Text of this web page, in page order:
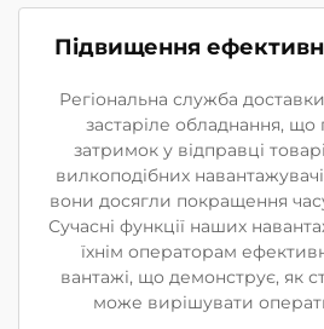
Підвищення
Регіональна служба
застаріле обладнання,
затримок у відправці
вилкоподібних
вони досягли покращення
Сучасні функції наших
їхнім операторам
вантажі, що демонструє, як
може вирішувати